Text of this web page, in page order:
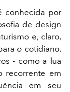
conhecida por
de design
e, claro,
o cotidiano.
- como a lua
recorrente em
em seu